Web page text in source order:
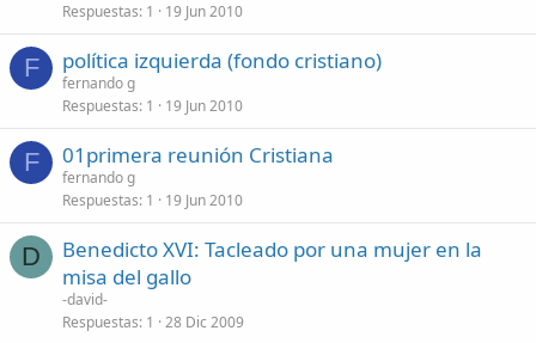
Respuestas 1 19 Jun 2010
F política izquierda (fondo cristiano)
fernando g
Respuestas 1 19 Jun 2010
F 01primera reunión Cristiana
fernando g
Respuestas 1 19 Jun 2010
D
Benedicto XVI: Tacleado por una mujer en la
misa del gallo
-david-
Respuestas 1 28 Dic 2009